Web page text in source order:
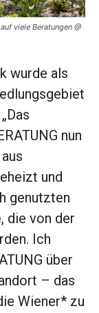
viele Beratungen @
wurde als
nun
und
genutzten
die von der
Ich
über
– das
Wiener* zu